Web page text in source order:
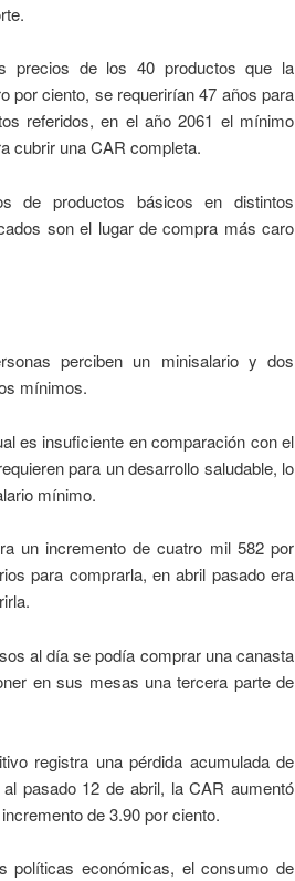
precios de los 40 productos que la
por ciento, se requerirían 47 años para
referidos, en el año 2061 el mínimo
cubrir una CAR completa.
de productos básicos en distintos
son el lugar de compra más caro
perciben un minisalario y dos
mínimos.
es insuficiente en comparación con el
para un desarrollo saludable, lo
mínimo.
un incremento de cuatro mil 582 por
para comprarla, en abril pasado era
al día se podía comprar una canasta
en sus mesas una tercera parte de
registra una pérdida acumulada de
pasado 12 de abril, la CAR aumentó
de 3.90 por ciento.
políticas económicas, el consumo de